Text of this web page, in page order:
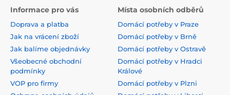
Informace pro vás
Doprava a platba
Jak na vrácení zboží
Jak balíme objednávky
Všeobecné obchodní
podmínky
VOP pro firmy
Místa osobních odběrů
Domácí potřeby v Praze
Domácí potřeby v Brně
Domácí potřeby v Ostravě
Domácí potřeby v Hradci
Králové
Domácí potřeby v Plzni